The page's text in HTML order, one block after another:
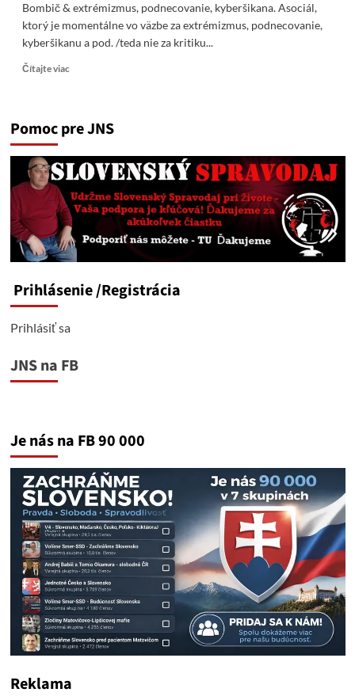
Bombič & extrémizmus, podnecovanie, kyberšikana. Asociál,
ktorý je momentálne vo väzbe za extrémizmus, podnecovanie,
kyberšikanu a pod. /teda nie za kritiku...
Čítajte viacRead
&
podnecovanie,
kyberšikana
Pomoc pre JNS
Prihlásenie/Registrácia
Prihlásiť sa
JNS na FB
Je nás na FB 90 000
Reklama